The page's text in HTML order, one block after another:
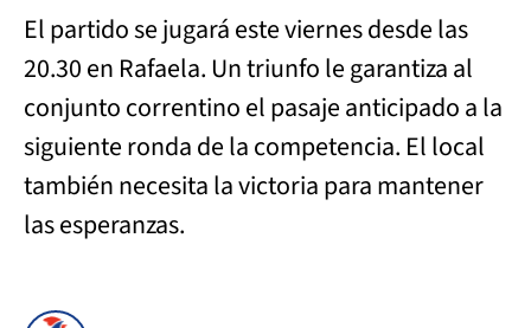
El partido se jugará este viernes desde las
20.30 en Rafaela. Un triunfo le garantiza al
conjunto correntino el pasaje anticipado a la
siguiente ronda de la competencia. El local
también necesita la victoria para mantener
las esperanzas.